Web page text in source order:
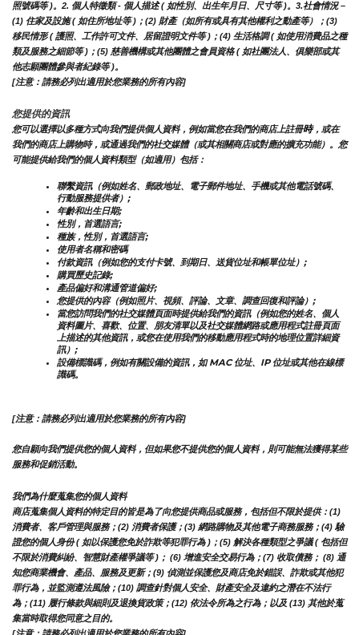
照號碼等 )。2. 個人特徵類 - 個人描述 ( 如性別、出生年月日、尺寸等 )。3.社會情況 –
(1) 住家及設施 ( 如住所地址等 )；(2) 財產（如所有或具有其他權利之動產等）；(3)
移民情形 ( 護照、工作許可文件、居留證明文件等 )；(4) 生活格調 ( 如使用消費品之種
類及服務之細節等 )；(5) 慈善機構或其他團體之會員資格 ( 如社團法人、俱樂部或其
他志願團體參與者紀錄等 )。
[注意：請務必列出適用於您業務的所有內容]
您提供的資訊
您可以選擇以多種方式向我們提供個人資料，例如當您在我們的商店上註冊時，或在
我們的商店上購物時，或通過我們的社交媒體（或其相關商店或對應的擴充功能）。您
可能提供給我們的個人資料類型（如適用）包括：
聯繫資訊（例如姓名、郵政地址、電子郵件地址、手機或其他電話號碼、
行動服務提供者）;
年齡和出生日期;
性別，首選語言;
種族，性別，首選語言;
使用者名稱和密碼
付款資訊（例如您的支付卡號、到期日、送貨位址和帳單位址）;
購買歷史記錄;
產品偏好和溝通管道偏好;
您提供的內容（例如照片、視頻、評論、文章、調查回復和評論）;
當您訪問我們的社交媒體頁面時提供給我們的資訊（例如您的姓名、個人
資料圖片、喜歡、位置、朋友清單以及社交媒體網路或應用程式註冊頁面
上描述的其他資訊，或您在使用我們的移動應用程式時的地理位置詳細資
訊）;
設備標識碼，例如有關設備的資訊，如 MAC 位址、IP 位址或其他在線標
識碼。
[注意：請務必列出適用於您業務的所有內容]
您自願向我們提供您的個人資料，但如果您不提供您的個人資料，則可能無法獲得某些
服務和促銷活動。
我們為什麼蒐集您的個人資料
商店蒐集個人資料的特定目的皆是為了向您提供商品或服務，包括但不限於提供：(1)
消費者、客戶管理與服務；(2) 消費者保護；(3) 網路購物及其他電子商務服務；(4) 驗
證您的個人身份 ( 如以保護您免於詐欺等犯罪行為 )；(5) 解決各種類型之爭議 ( 包括但
不限於消費糾紛、智慧財產權爭議等 )； (6) 增進安全交易行為；(7) 收取債務； (8) 通
知您商業機會、產品、服務及更新；(9) 偵測並保護您及商店免於錯誤、詐欺或其他犯
罪行為，並監測遵法風險；(10) 調查針對個人安全、財產安全及違約之潛在不法行
為；(11) 履行條款與細則及退換貨政策；(12) 依法令所為之行為；以及 (13) 其他於蒐
集當時取得您同意之目的。